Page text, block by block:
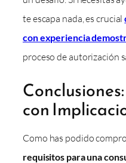
te escapa nada, es crucial
con experiencia
proceso de autorización
con
Como has podido
requisitos para una